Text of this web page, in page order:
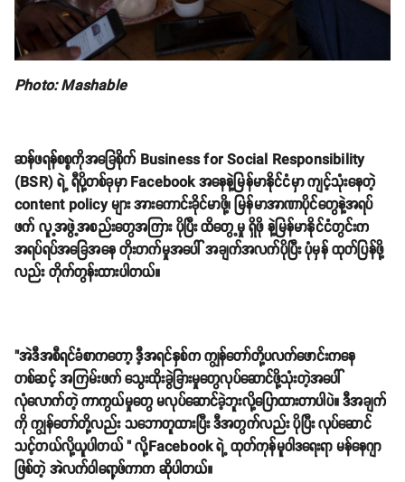
Photo: Mashable
ဆန်ဖရန်စစ္စကိုအခြေစိုက် Business for Social Responsibility
(BSR) ရဲ့ ရီပို့တစ်ခုမှာ Facebook အနေနဲ့မြန်မာနိုင်ငံမှာ ကျင့်သုံးနေတဲ့
content policy များ အားကောင်းခိုင်မာဖို့၊ မြန်မာအာဏာပိုင်တွေနဲ့အရပ်
ဖက် လူ့အဖွဲ့အစည်းတွေအကြား ပိုပြီး ထိတွေ့မှု ရှိဖို နဲ့မြန်မာနိုင်ငံတွင်းက
အရပ်ရပ်အခြေအနေ တိုးတက်မှုအပေါ် အချက်အလက်ပိုပြီး ပုံမှန် ထုတ်ပြန်ဖို့
လည်း တိုက်တွန်းထားပါတယ်။
"အဲဒီအစီရင်ခံစာကတော့ ဒီ့အရင်နှစ်က ကျွန်တော်တို့ပလက်ဖောင်းကနေ
တစ်ဆင့် အကြမ်းဖက် သွေးထိုးခွဲခြားမှုတွေလုပ်ဆောင်ဖို့သုံးတဲ့အပေါ်
လုံလောက်တဲ့ ကာကွယ်မှုတွေ မလုပ်ဆောင်ခဲ့ဘူးလို့ပြောထားတာပါပဲ။ ဒီအချက်
ကို ကျွန်တော်တို့လည်း သဘောတူထားပြီး ဒီအတွက်လည်း ပိုပြီး လုပ်ဆောင်
သင့်တယ်လို့ယူပါတယ် " လို့Facebook ရဲ့ ထုတ်ကုန်မူဝါဒရေးရာ မန်နေဂျာ
ဖြစ်တဲ့ အဲလက်ဝါရော့ဖ်ကာက ဆိုပါတယ်။